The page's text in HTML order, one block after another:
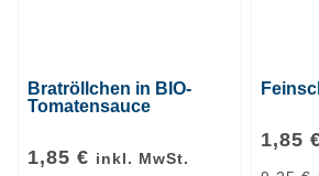
Bratröllchen in BIO-
Tomatensauce
1,85 € inkl. MwSt.
1,85